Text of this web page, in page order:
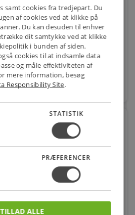
mm. 8 bolthuller. Pressede. DN80.
Varenr.: 032153089
128,00 kr.pr. stk.
mm. 8 bolthuller. Pressede. DN100.
kr.pr. stk.
favorite
samt cookies fra tredjepart. Du
af cookies ved at klikke på
Du kan desuden til enhver
dit samtykke ved at klikke
i bunden af siden.
cookies til at indsamle data
og måle effektiviteten af
mere information, besøg
Responsibility Site.
STATISTIK
PRÆFERENCER
TILLAD ALLE